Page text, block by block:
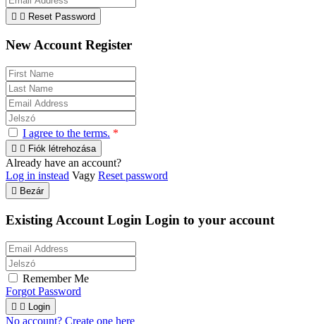
  Reset Password
New Account Register
I agree to the terms. *
  Fiók létrehozása
Already have an account?
Log in instead Vagy Reset password
 Bezár
Existing Account Login Login to your account
Remember Me
Forgot Password
  Login
No account? Create one here